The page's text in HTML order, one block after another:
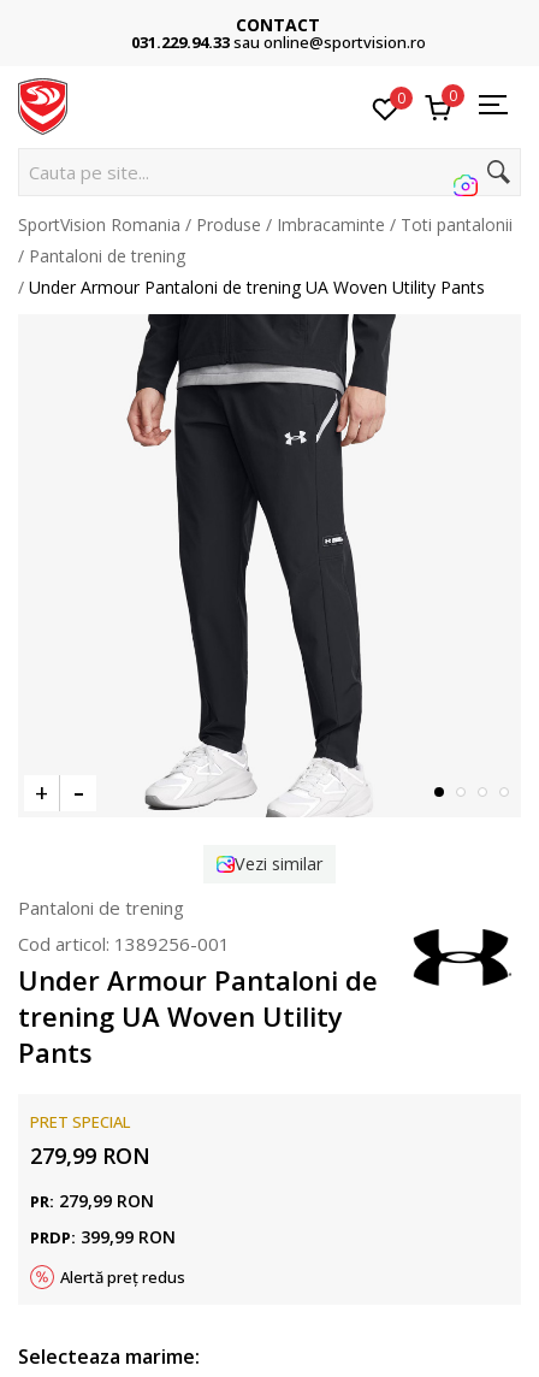
CONTACT
031.229.94.33sau online@sportvision.ro
0 0
Cauta pe site...
SportVision Romania Produse Imbracaminte
Toti pantalonii
Pantaloni de trening
Under Armour Pantaloni de trening UA Woven Utility Pants
Vezi similar
Pantaloni de trening
Cod articol: 1389256-001
Under Armour Pantaloni de
trening UA Woven Utility
Pants
PRET SPECIAL
279,99 RON
PR: 279,99 RON
PRDP: 399,99 RON
Alertă preț redus
Selecteaza marime: